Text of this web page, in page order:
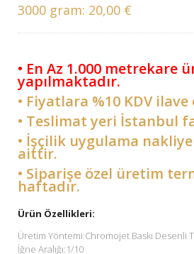
3000 gram: 20,00 €
• En Az 1.000 metrekare
yapılmaktadır.
• Fiyatlara %10 KDV
• Teslimat yeri İstanbul
• İşçilik uygulama nakliye
aittir.
• Siparişe özel üretim
haftadır.
Ürün Özellikleri:
Üretim Yöntemi:Chromojet Baskı Desenli
İğne Aralığı:1/10